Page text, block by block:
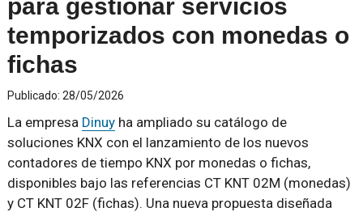
para gestionar servicios
temporizados con monedas o
fichas
Publicado: 28/05/2026
La empresa Dinuyha ampliado su catálogo de
soluciones KNX con el lanzamiento de los nuevos
contadores de tiempo KNX por monedas o fichas,
disponibles bajo las referencias CT KNT 02M (monedas)
y CT KNT 02F (fichas). Una nueva propuesta diseñada